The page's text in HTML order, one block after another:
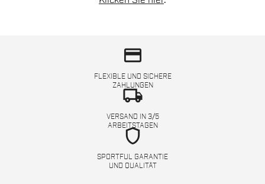
credit_card
FLEXIBLE UND SICHERE
ZAHLUNGEN
local_shipping
VERSAND IN 3/5
ARBEITSTAGEN
shield
SPORTFUL GARANTIE
UND QUALITÄT